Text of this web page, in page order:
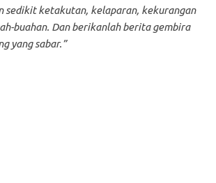
sedikit ketakutan, kelaparan, kekurangan
buahan. Dan berikanlah berita gembira
yang sabar.”